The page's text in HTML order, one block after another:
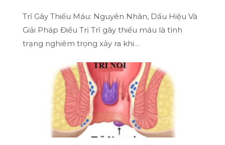
Trĩ Gây Thiếu Máu: Nguyên Nhân, Dấu Hiệu Và
Giải Pháp Điều Trị Trĩ gây thiếu máu là tình
trạng nghiêm trọng xảy ra khi…